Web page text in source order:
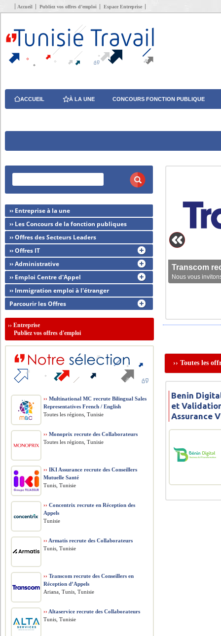
Accueil Publiez vos offres d’emploi Espace Entreprise
ACCUEIL À LA UNE CONCOURS FONCTION PUBLIQUE
Transcom
Nous vous
›› Toutes les
Benin
et
Assurance
›› Entreprise à la une
›› Les Concours de la fonction publiques
›› Offres des Secteurs Leaders
›› Offres IT
›› Administrative
›› Emploi Centre d'Appel
›› Immigration emploi à l'étranger
Parcourir les Offres
››Entreprise
Publiez vos offres d'emploi
›› Multinational MC recrute Bilingual Sales
Representatives French / English
Toutes les régions, Tunisie
›› Monoprix recrute des Collaborateurs
Toutes les régions, Tunisie
›› IKI Assurance recrute des Conseillers
Mutuelle Santé
Tunis, Tunisie
›› Concentrix recrute en Réception des
Appels
Tunisie
›› Armatis recrute des Collaborateurs
Tunis, Tunisie
›› Transcom recrute des Conseillers en
Réception d’Appels
Ariana, Tunis, Tunisie
›› Altaservice recrute des Collaborateurs
Tunis, Tunisie